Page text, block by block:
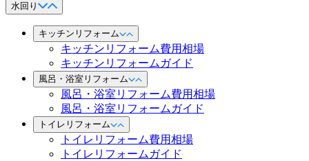
水回り
キッチンリフォーム
キッチンリフォーム費用相場
キッチンリフォームガイド
風呂・浴室リフォーム
風呂・浴室リフォーム費用相場
風呂・浴室リフォームガイド
トイレリフォーム
トイレリフォーム費用相場
トイレリフォームガイド